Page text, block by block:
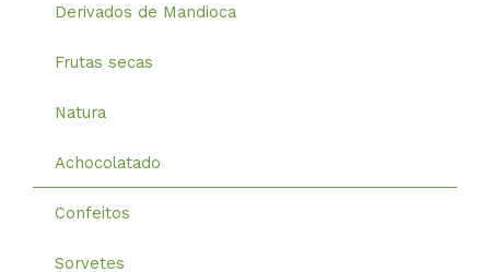
Derivados de Mandioca
Frutas secas
Natura
Achocolatado
Confeitos
Sorvetes